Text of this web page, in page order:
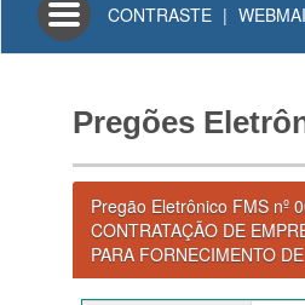
Toggle
navigation
CONTRASTE |
Pregões
Pregão Eletrônico FMS nº
CONTRATAÇÃO DE
PARA FORNECIMENTO